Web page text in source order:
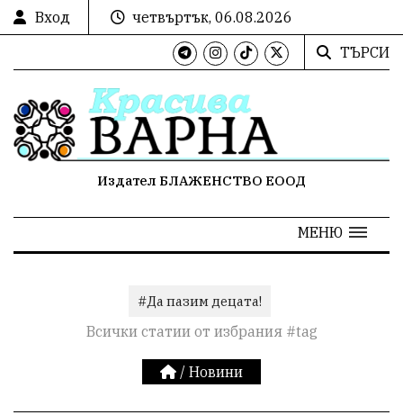
Вход
четвъртък, 06.08.2026
ТЪРСИ
Издател БЛАЖЕНСТВО ЕООД
МЕНЮ
#Да пазим децата!
Всички статии от избрания #tag
/ Новини